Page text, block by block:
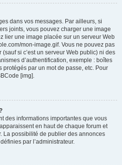
dans vos messages. Par ailleurs, si
joints, vous pouvez charger une image
lier une image placée sur un serveur Web
mon-image.gif. Vous ne pouvez pas
si c’est un serveur Web public) ni des
d’authentification, exemple : boîtes
protégés par un mot de passe, etc. Pour
[img].
des informations importantes que vous
en haut de chaque forum et
La possibilité de publier des annonces
par l’administrateur.